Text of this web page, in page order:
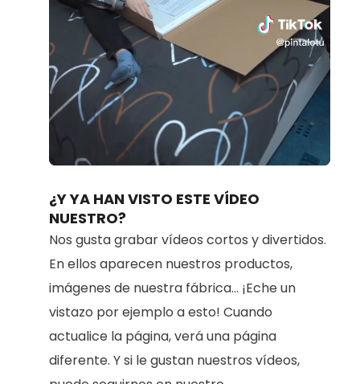
Unmute Loaded
80.91%
¿Y YA HAN VISTO ESTE VÍDEO
NUESTRO?
Nos gusta grabar vídeos cortos y divertidos.
En ellos aparecen nuestros productos,
imágenes de nuestra fábrica... ¡Eche un
vistazo por ejemplo a esto! Cuando
actualice la página, verá una página
diferente. Y si le gustan nuestros vídeos,